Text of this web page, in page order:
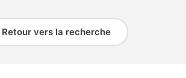
Retour vers la recherche